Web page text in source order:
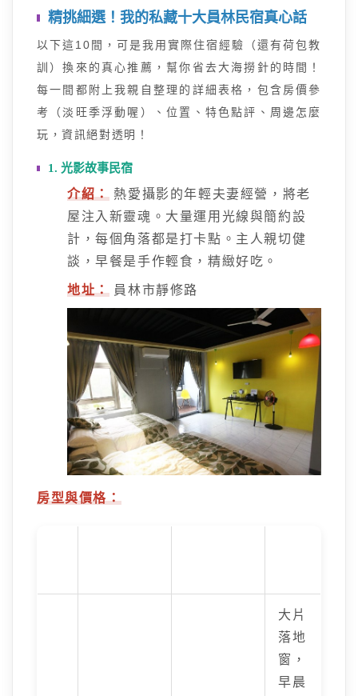
精挑細選！我的私藏十大員林民宿真心話
以下這10間，可是我用實際住宿經驗（還有荷包教
訓）換來的真心推薦，幫你省去大海撈針的時間！
每一間都附上我親自整理的詳細表格，包含房價參
考（淡旺季浮動喔）、位置、特色點評、周邊怎麼
玩，資訊絕對透明！
1. 光影故事民宿
介紹：熱愛攝影的年輕夫妻經營，將老
屋注入新靈魂。大量運用光線與簡約設
計，每個角落都是打卡點。主人親切健
談，早餐是手作輕食，精緻好吃。
地址：員林市靜修路
房型與價格：
大片
落地
窗，
早晨